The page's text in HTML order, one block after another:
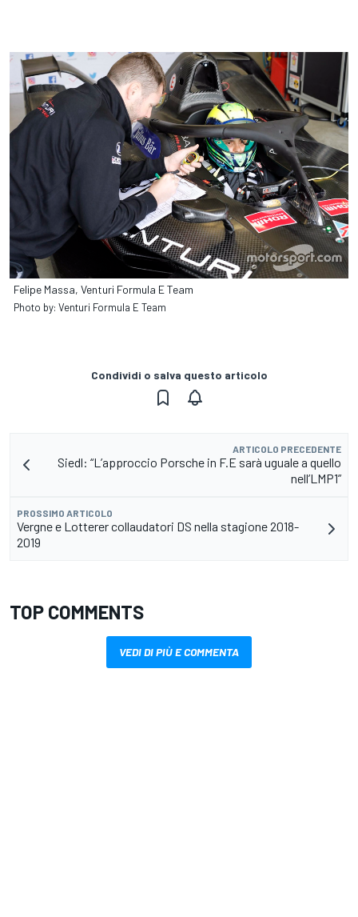
Felipe Massa, Venturi Formula E Team
Photo by: Venturi Formula E Team
Condividi o salva questo articolo
ARTICOLO PRECEDENTE
Siedl: “L’approccio Porsche in F.E sarà uguale a quello
nell’LMP1”
PROSSIMO ARTICOLO
Vergne e Lotterer collaudatori DS nella stagione 2018-
2019
TOP COMMENTS
VEDI DI PIÙ E COMMENTA